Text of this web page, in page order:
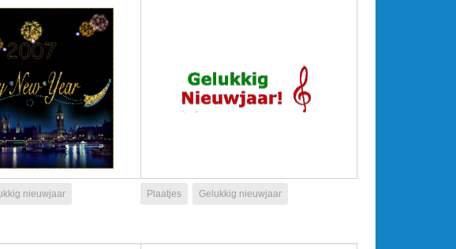
nieuwjaar Plaatjes Gelukkig nieuwjaar